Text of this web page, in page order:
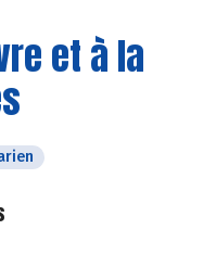
et à la